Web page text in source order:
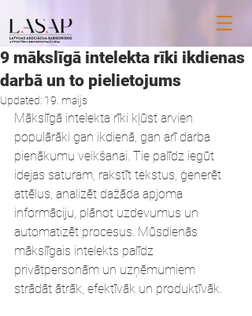
9 mākslīgā intelekta rīki ikdienas
darbā un to pielietojums
Updated: 19. maijs
Mākslīgā intelekta rīki kļūst arvien
populārāki gan ikdienā, gan arī darba
pienākumu veikšanai. Tie palīdz iegūt
idejas saturam, rakstīt tekstus, ģenerēt
attēlus, analizēt dažāda apjoma
informāciju, plānot uzdevumus un
automatizēt procesus. Mūsdienās
mākslīgais intelekts palīdz
privātpersonām un uzņēmumiem
strādāt ātrāk, efektīvāk un produktīvāk.